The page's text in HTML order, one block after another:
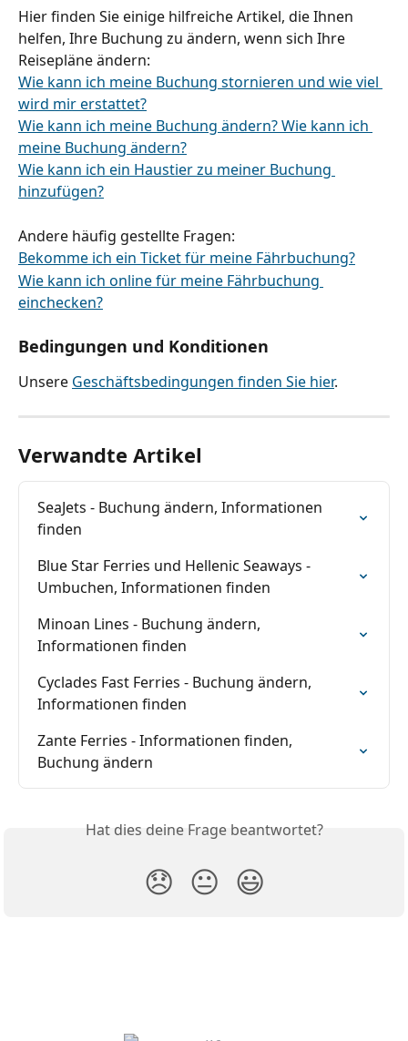
Hier finden Sie einige hilfreiche Artikel, die Ihnen
helfen, Ihre Buchung zu ändern, wenn sich Ihre
Reisepläne ändern:
Wie kann ich meine Buchung stornieren und wie viel
wird mir erstattet?
Wie kann ich meine Buchung ändern? Wie kann ich
meine Buchung ändern?
Wie kann ich ein Haustier zu meiner Buchung
hinzufügen?
Andere häufig gestellte Fragen:
Bekomme ich ein Ticket für meine Fährbuchung?
Wie kann ich online für meine Fährbuchung
einchecken?
Bedingungen und Konditionen
Unsere Geschäftsbedingungen finden Sie hier.
Verwandte Artikel
SeaJets - Buchung ändern, Informationen
finden
Blue Star Ferries und Hellenic Seaways -
Umbuchen, Informationen finden
Minoan Lines - Buchung ändern,
Informationen finden
Cyclades Fast Ferries - Buchung ändern,
Informationen finden
Zante Ferries - Informationen finden,
Buchung ändern
Hat dies deine Frage beantwortet?
😞 😐 😃